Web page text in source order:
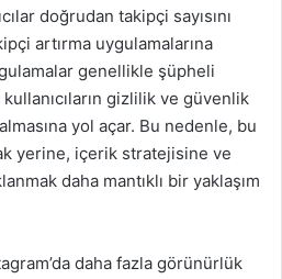
doğrudan takipçi sayısını
artırma uygulamalarına
genellikle şüpheli
gizlilik ve güvenlik
yol açar. Bu nedenle, bu
yerine, içerik stratejisine ve
daha mantıklı bir yaklaşım
daha fazla görünürlük